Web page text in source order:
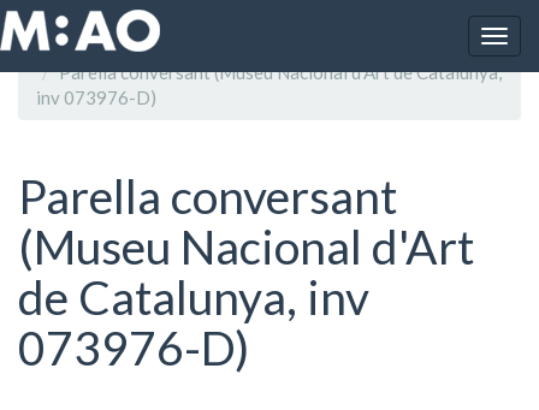
Vés al contingut
Inici
Parella conversant (Museu Nacional d'Art de Catalunya,
inv 073976-D)
Parella conversant
(Museu Nacional d'Art
de Catalunya, inv
073976-D)